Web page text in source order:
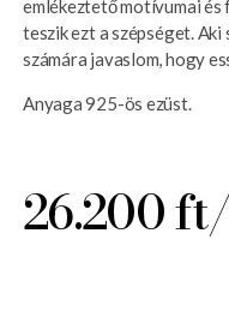
emlékeztető motívumai
teszik ezt a szépséget.
számára javaslom, hogy
Anyaga 925-ös ezüst.
26.200